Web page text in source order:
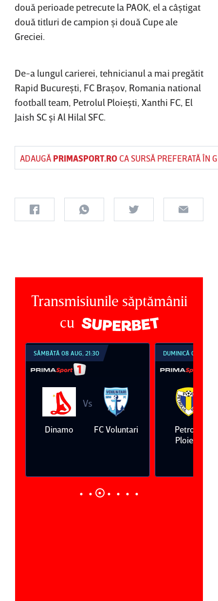
două perioade petrecute la PAOK, el a câştigat
două titluri de campion şi două Cupe ale
Greciei.
De-a lungul carierei, tehnicianul a mai pregătit
Rapid Bucureşti, FC Braşov, Romania national
football team, Petrolul Ploieşti, Xanthi FC, El
Jaish SC şi Al Hilal SFC.
ADAUGĂ PRIMASPORT.ROCA SURSĂ PREFERATĂ ÎN
Transmisiunile săptămânii
cu
SÂMBĂTĂ 08 AUG, 21:30
Dinamo
Vs
FC Voluntari
DUMINICĂ 09 AUG,
Petrolul
Ploieşti